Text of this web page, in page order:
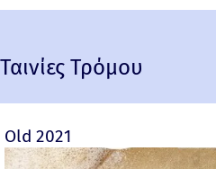
Ταινίες Τρόμου
Old 2021